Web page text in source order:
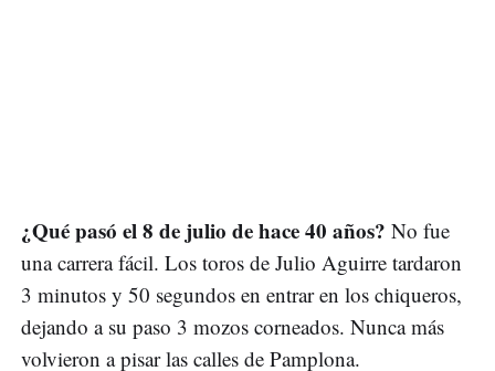
¿Qué pasó el 8 de julio de hace 40 años? No fue
una carrera fácil. Los toros de Julio Aguirre tardaron
3 minutos y 50 segundos en entrar en los chiqueros,
dejando a su paso 3 mozos corneados. Nunca más
volvieron a pisar las calles de Pamplona.